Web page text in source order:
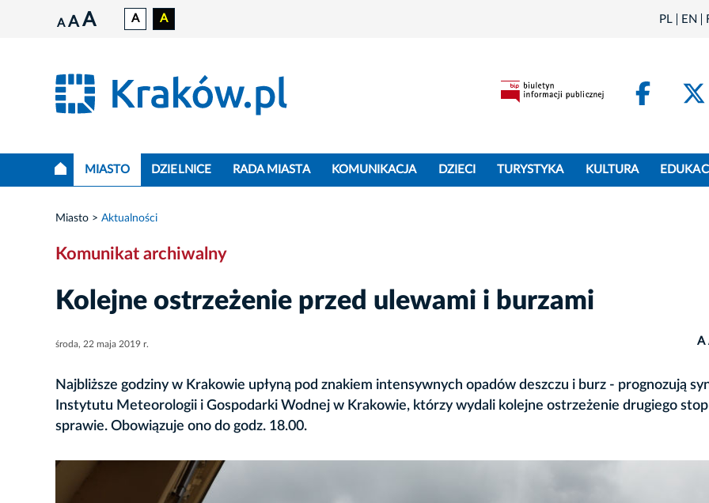
A A A A A PL EN
MIASTO DZIELNICE RADA MIASTA KOMUNIKACJA DZIECI TURYSTYKA KULTURA
Miasto Aktualności
Komunikat archiwalny
Kolejne ostrzeżenie przed ulewami i burzami
środa, 22 maja 2019 r. A
Najbliższe godziny w Krakowie upłyną pod znakiem intensywnych opadów deszczu i burz - prognozują
Instytutu Meteorologii i Gospodarki Wodnej w Krakowie, którzy wydali kolejne ostrzeżenie drugiego
sprawie. Obowiązuje ono do godz. 18.00.